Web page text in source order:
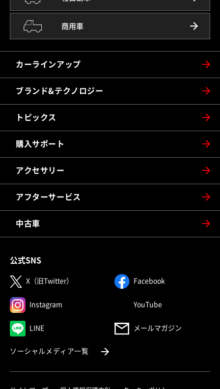
商用車
カーラインアップ
ブランド&テクノロジー
トピックス
購入サポート
アクセサリー
アフターサービス
中古車
公式SNS
X（旧Twitter） （別ウィンドウで開く）Facebook（別ウィンドウ
Instagram （別ウィンドウで開く）YouTube（別ウィンドウで
LINE（別ウィンドウで開く） メールマガジン
ソーシャルメディア一覧（別ウィンドウで開く）